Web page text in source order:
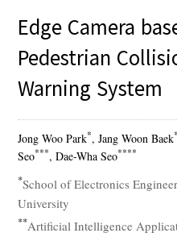
Edge Camera
Pedestrian
Warning System
Jong Woo Park*, Jang Woon Baek
Seo***, Dae-Wha Seo****
*School of Electronics
University
**Artificial Intelligence